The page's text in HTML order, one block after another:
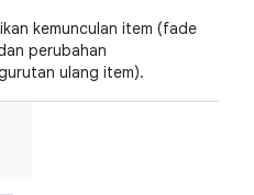
kemunculan item (fade
perubahan
ulang item).